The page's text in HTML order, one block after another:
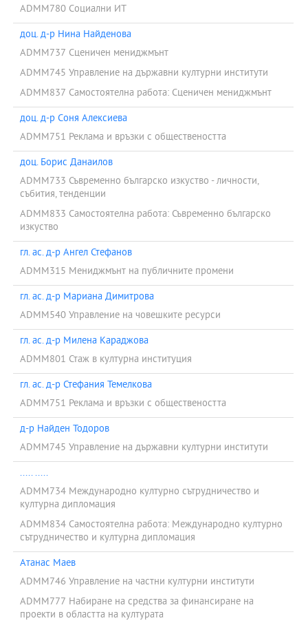
ADMM780 Социални ИТ
доц. д-р Нина Найденова
ADMM737 Сценичен мениджмънт
ADMM745 Управление на държавни културни институти
ADMM837 Самостоятелна работа: Сценичен мениджмънт
доц. д-р Соня Алексиева
ADMM751 Реклама и връзки с обществеността
доц. Борис Данаилов
ADMM733 Съвременно българско изкуство - личности,
събития, тенденции
ADMM833 Самостоятелна работа: Съвременно българско
изкуство
гл. ас. д-р Ангел Стефанов
ADMM315 Мениджмънт на публичните промени
гл. ас. д-р Мариана Димитрова
ADMM540 Управление на човешките ресурси
гл. ас. д-р Милена Караджова
ADMM801 Стаж в културна институция
гл. ас. д-р Стефания Темелкова
ADMM751 Реклама и връзки с обществеността
д-р Найден Тодоров
ADMM745 Управление на държавни културни институти
..... .....
ADMM734 Международно културно сътрудничество и
културна дипломация
ADMM834 Самостоятелна работа: Международно културно
сътрудничество и културна дипломация
Атанас Маев
ADMM746 Управление на частни културни институти
ADMM777 Набиране на средства за финансиране на
проекти в областта на културата